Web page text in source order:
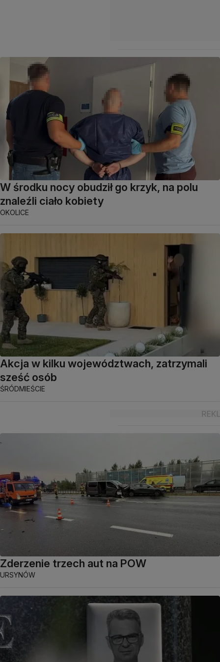
W środku nocy obudził go krzyk, na polu
znaleźli ciało kobiety
OKOLICE
Akcja w kilku województwach, zatrzymali
sześć osób
ŚRÓDMIEŚCIE
Zderzenie trzech aut na POW
URSYNÓW